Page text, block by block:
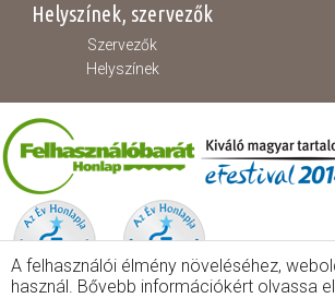
Helyszínek, szervezők
Szervezők
Helyszínek
A felhasználói élmény növeléséhez,
használ. Bővebb információkért olvassa